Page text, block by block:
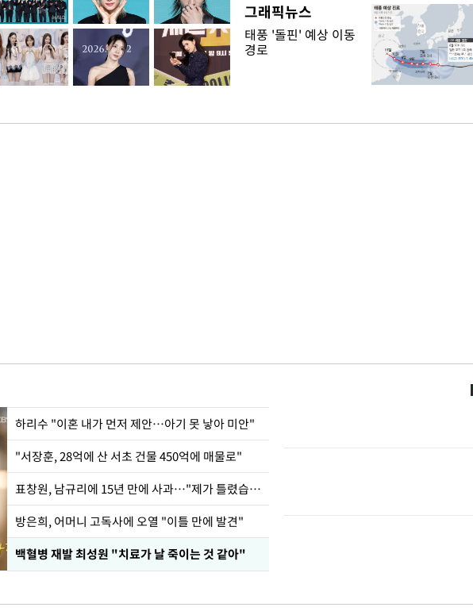
그래픽뉴스
태풍 '돌핀' 예상 이동
경로
하리수 "이혼 내가 먼저 제안…아기 못 낳아 미안"
"서장훈, 28억에 산 서초 건물 450억에 매물로"
표창원, 남규리에 15년 만에 사과…"제가 틀렸습니다"
방은희, 어머니 고독사에 오열 "이틀 만에 발견"
백혈병 재발 최성원 "치료가 날 죽이는 것 같아"